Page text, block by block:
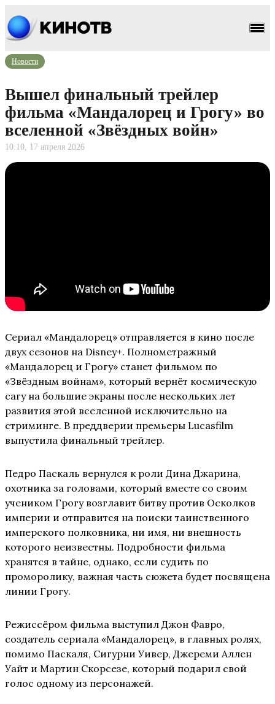
Новости
Вышел финальный трейлер
фильма «Мандалорец и Грогу» во
вселенной «Звёздных войн»
10:10, 17 апреля 2026
Сериал «Мандалорец» отправляется в кино после
двух сезонов на Disney+. Полнометражный
«Мандалорец и Грогу» станет фильмом по
«Звёздным войнам», который вернёт космическую
сагу на большие экраны после нескольких лет
развития этой вселенной исключительно на
стриминге. В преддверии премьеры Lucasfilm
выпустила финальный трейлер.
Педро Паскаль вернулся к роли Дина Джарина,
охотника за головами, который вместе со своим
учеником Грогу возглавит битву против Осколков
империи и отправится на поиски таинственного
имперского полковника, ни имя, ни внешность
которого неизвестны. Подробности фильма
хранятся в тайне, однако, если судить по
проморолику, важная часть сюжета будет посвящена
линии Грогу.
Режиссёром фильма выступил Джон Фавро,
создатель сериала «Мандалорец», в главных ролях,
помимо Паскаля, Сигурни Уивер, Джереми Аллен
Уайт и Мартин Скорсезе, который подарил свой
голос одному из персонажей.